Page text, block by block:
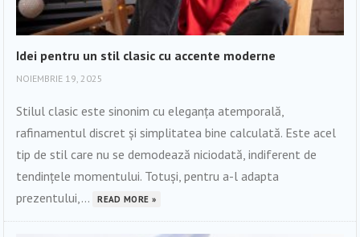
Idei pentru un stil clasic cu accente moderne
NOIEMBRIE 19, 2025
Stilul clasic este sinonim cu eleganța atemporală,
rafinamentul discret și simplitatea bine calculată. Este acel
tip de stil care nu se demodează niciodată, indiferent de
tendințele momentului. Totuși, pentru a-l adapta
prezentului,...
READ MORE »